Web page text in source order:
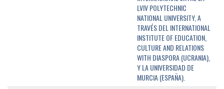
LVIV POLYTECHNIC
NATIONAL UNIVERSITY, A
TRAVÉS DEL INTERNATIONAL
INSTITUTE OF EDUCATION,
CULTURE AND RELATIONS
WITH DIASPORA (UCRANIA),
Y LA UNIVERSIDAD DE
MURCIA (ESPAÑA).